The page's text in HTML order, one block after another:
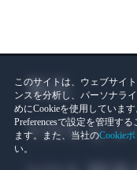
このサイトは、ウェブサイ
ンスを分析し、パーソナラ
めにCookieを使用していま
Preferencesで設定を管理す
ます。また、当社のCookie
い。
製品
VIVE ビ